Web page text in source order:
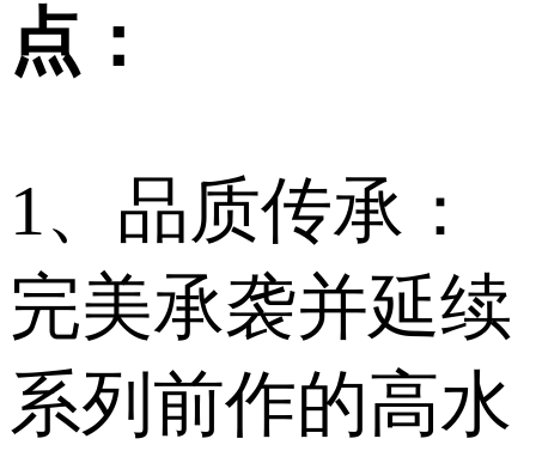
点：
1、品质传承：
完美承袭并延续
系列前作的高水